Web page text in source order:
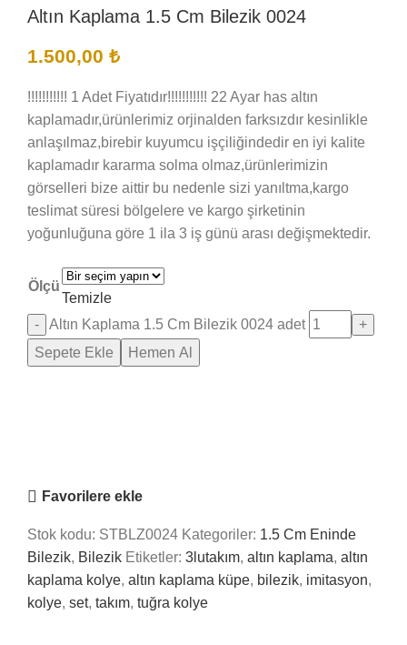
Altın Kaplama 1.5 Cm Bilezik 0024
1.500,00 ₺
!!!!!!!!!!! 1 Adet Fiyatıdır!!!!!!!!!!! 22 Ayar has altın
kaplamadır,ürünlerimiz orjinalden farksızdır kesinlikle
anlaşılmaz,birebir kuyumcu işçiliğindedir en iyi kalite
kaplamadır kararma solma olmaz,ürünlerimizin
görselleri bize aittir bu nedenle sizi yanıltma,kargo
teslimat süresi bölgelere ve kargo şirketinin
yoğunluğuna göre 1 ila 3 iş günü arası değişmektedir.
Ölçü
Temizle
Altın Kaplama 1.5 Cm Bilezik 0024 adet
Sepete Ekle
Hemen Al
Favorilere ekle
Stok kodu: STBLZ0024 Kategoriler: 1.5 Cm Eninde
Bilezik, Bilezik Etiketler: 3lutakım, altın kaplama, altın
kaplama kolye, altın kaplama küpe, bilezik, imitasyon,
kolye, set, takım, tuğra kolye